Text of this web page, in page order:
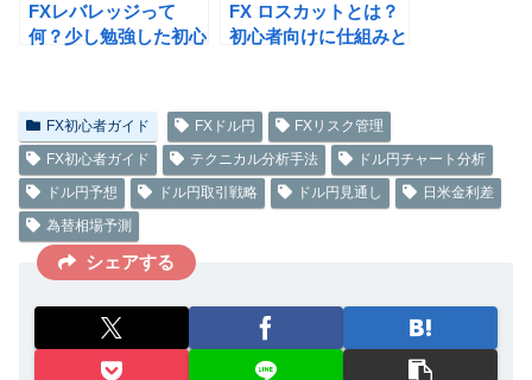
FXレバレッジって
何？少し勉強した初心
FX ロスカットとは？
初心者向けに仕組みと
FX初心者ガイド FXドル円
FXリスク管理
FX初心者ガイド
テクニカル分析手法
ドル円チャート分析
ドル円予想
ドル円取引戦略 ドル円見通し
日米金利差
為替相場予測
シェアする